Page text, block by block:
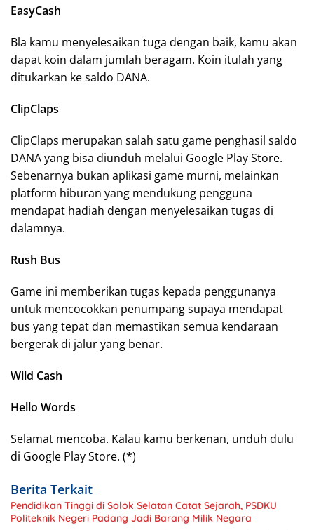
EasyCash
Bla kamu menyelesaikan tuga dengan baik, kamu akan
dapat koin dalam jumlah beragam. Koin itulah yang
ditukarkan ke saldo DANA.
ClipClaps
ClipClaps merupakan salah satu game penghasil saldo
DANA yang bisa diunduh melalui Google Play Store.
Sebenarnya bukan aplikasi game murni, melainkan
platform hiburan yang mendukung pengguna
mendapat hadiah dengan menyelesaikan tugas di
dalamnya.
Rush Bus
Game ini memberikan tugas kepada penggunanya
untuk mencocokkan penumpang supaya mendapat
bus yang tepat dan memastikan semua kendaraan
bergerak di jalur yang benar.
Wild Cash
Hello Words
Selamat mencoba. Kalau kamu berkenan, unduh dulu
di Google Play Store. (*)
Berita Terkait
Pendidikan Tinggi di Solok Selatan Catat Sejarah, PSDKU
Politeknik Negeri Padang Jadi Barang Milik Negara